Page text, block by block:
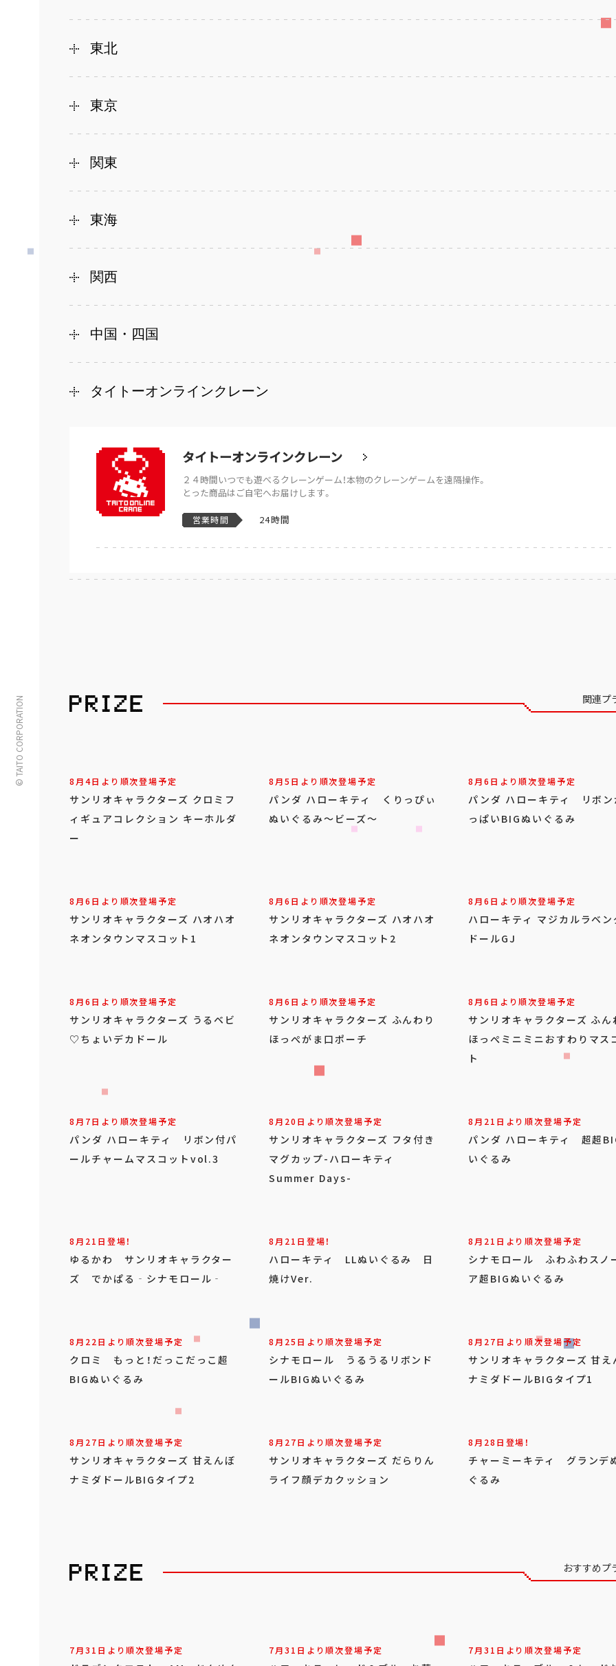
© TAITO CORPORATION
東北
東京
関東
東海
関西
中国・四国
タイトーオンラインクレーン
タイトーオンラインクレーン
２４時間いつでも遊べるクレーンゲーム！本物のクレーンゲームを遠隔操作。
とった商品はご自宅へお届けします。
営業時間 24時間
関連プ
8月4日より順次登場予定
サンリオキャラクターズ クロミフ
ィギュアコレクション キーホルダ
ー
8月5日より順次登場予定
パンダ ハローキティ くりっぴぃ
ぬいぐるみ～ビーズ～
8月6日より順次登場予定
パンダ ハローキティ リボン
っぱいBIGぬいぐるみ
8月6日より順次登場予定
サンリオキャラクターズ ハオハオ
ネオンタウンマスコット1
8月6日より順次登場予定
サンリオキャラクターズ ハオハオ
ネオンタウンマスコット2
8月6日より順次登場予定
ハローキティ マジカルラベ
ドールGJ
8月6日より順次登場予定
サンリオキャラクターズ うるベビ
♡ちょいデカドール
8月6日より順次登場予定
サンリオキャラクターズ ふんわり
ほっぺがま口ポーチ
8月6日より順次登場予定
サンリオキャラクターズ ふん
ほっぺミニミニおすわりマス
ト
8月7日より順次登場予定
パンダ ハローキティ リボン付パ
ールチャームマスコットvol.3
8月20日より順次登場予定
サンリオキャラクターズ フタ付き
マグカップ-ハローキティ
Summer Days-
8月21日より順次登場予定
パンダ ハローキティ 超超
いぐるみ
8月21日登場！
ゆるかわ サンリオキャラクター
ズ でかぱる‐シナモロール‐
8月21日登場！
ハローキティ LLぬいぐるみ 日
焼けVer.
8月21日より順次登場予定
シナモロール ふわふわスノ
ア超BIGぬいぐるみ
8月22日より順次登場予定
クロミ もっと！だっこだっこ超
BIGぬいぐるみ
8月25日より順次登場予定
シナモロール うるうるリボンド
ールBIGぬいぐるみ
8月27日より順次登場予定
サンリオキャラクターズ 甘え
ナミダドールBIGタイプ1
8月27日より順次登場予定
サンリオキャラクターズ 甘えんぼ
ナミダドールBIGタイプ2
8月27日より順次登場予定
サンリオキャラクターズ だらりん
ライフ顔デカクッション
8月28日登場！
チャーミーキティ グランデ
ぐるみ
おすすめプ
7月31日より順次登場予定 7月31日より順次登場予定 7月31日より順次登場予定